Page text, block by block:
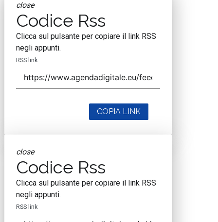
close
Codice Rss
Clicca sul pulsante per copiare il link RSS
negli appunti.
RSS link
COPIA LINK
close
Codice Rss
Clicca sul pulsante per copiare il link RSS
negli appunti.
RSS link